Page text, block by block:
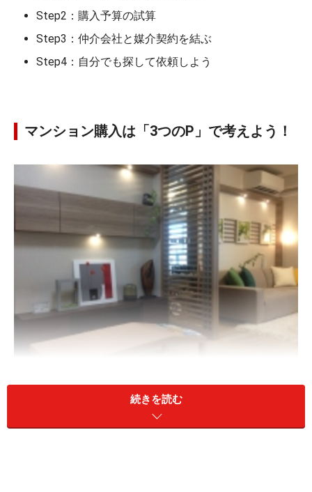
Step2：購入予算の試算
Step3：仲介会社と媒介契約を結ぶ
Step4：自分でも探して依頼しよう
マンション購入は「3つのP」で考えよう！
「Place」「Plan」「Price」の「3つのP」で希望整理し、優
「もっと快適に暮らしたい。自分のマンションが欲し
続きを読む